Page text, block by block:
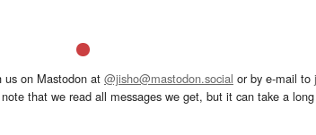
us on Mastodon at @jisho@mastodon.social or by e-mail to
that we read all messages we get, but it can take a